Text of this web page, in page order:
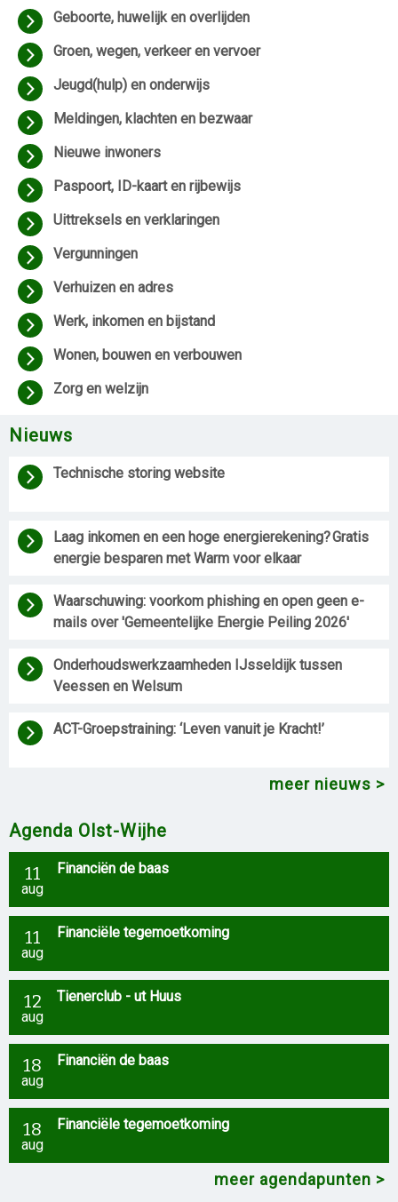
Geboorte, huwelijk en overlijden
Groen, wegen, verkeer en vervoer
Jeugd(hulp) en onderwijs
Meldingen, klachten en bezwaar
Nieuwe inwoners
Paspoort, ID-kaart en rijbewijs
Uittreksels en verklaringen
Vergunningen
Verhuizen en adres
Werk, inkomen en bijstand
Wonen, bouwen en verbouwen
Zorg en welzijn
Nieuws
Technische storing website
Laag inkomen en een hoge energierekening? Gratis
energie besparen met Warm voor elkaar
Waarschuwing: voorkom phishing en open geen e-
mails over 'Gemeentelijke Energie Peiling 2026'
Onderhoudswerkzaamheden IJsseldijk tussen
ACT-Groepstraining: ‘Leven vanuit je Kracht!’
meer nieuws
Agenda Olst-Wijhe
11
aug
Financiën de baas
11
aug
Financiële tegemoetkoming
12
aug
Tienerclub - ut Huus
18
aug
Financiën de baas
18
aug
Financiële tegemoetkoming
meer agendapunten